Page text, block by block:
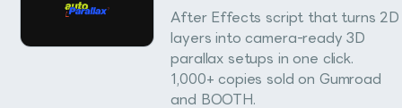
After Effects script that turns 2D
layers into camera-ready 3D
parallax setups in one click.
1,000+ copies sold on Gumroad
and BOOTH.